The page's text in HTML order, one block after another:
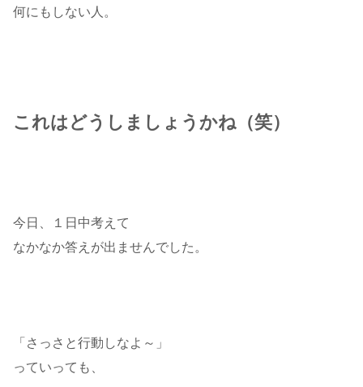
何にもしない人。
これはどうしましょうかね（笑）
今日、１日中考えて
なかなか答えが出ませんでした。
「さっさと行動しなよ～」
っていっても、